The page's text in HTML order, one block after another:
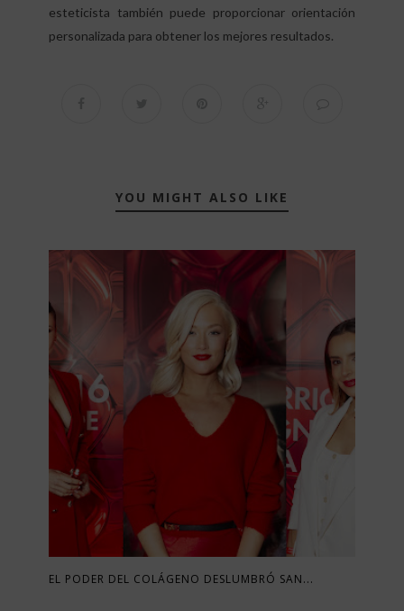
esteticista también puede proporcionar orientación
personalizada para obtener los mejores resultados.
YOU MIGHT ALSO LIKE
EL PODER DEL COLÁGENO DESLUMBRÓ SAN...